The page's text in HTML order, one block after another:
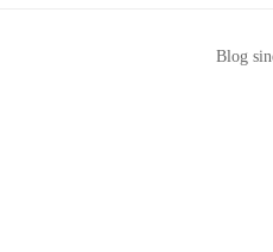
Blog